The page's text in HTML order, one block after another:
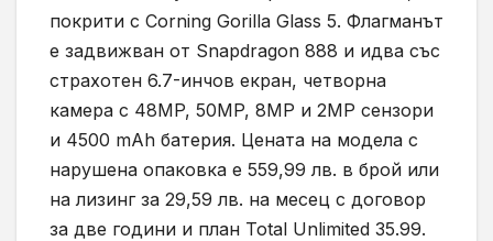
покрити с Corning Gorilla Glass 5. Флагманът
е задвижван от Snapdragon 888 и идва със
страхотен 6.7-инчов екран, четворна
камера с 48MP, 50MP, 8MP и 2MP сензори
и 4500 mAh батерия. Цената на модела с
нарушена опаковка е 559,99 лв. в брой или
на лизинг за 29,59 лв. на месец с договор
за две години и план Total Unlimited 35.99.